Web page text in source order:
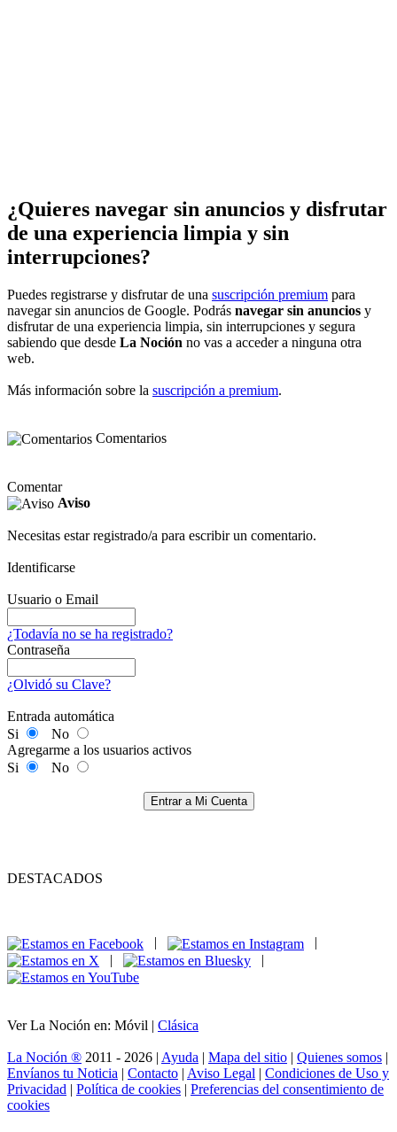
¿Quieres navegar sin anuncios y disfrutar
de una experiencia limpia y sin
interrupciones?
Puedes registrarse y disfrutar de una suscripción premium para
navegar sin anuncios de Google. Podrás navegar sin anuncios y
disfrutar de una experiencia limpia, sin interrupciones y segura
sabiendo que desde La Noción no vas a acceder a ninguna otra
web.
Más información sobre la suscripción a premium.
Comentarios
Comentar
Aviso
Necesitas estar registrado/a para escribir un comentario.
Identificarse
Usuario o Email
¿Todavía no se ha registrado?
Contraseña
¿Olvidó su Clave?
Entrada automática
Si
No
Agregarme a los usuarios activos
Si
No
Entrar a Mi Cuenta
DESTACADOS
|
|
Ver La Noción en: Móvil | Clásica
La Noción ® 2011 - 2026 | Ayuda | Mapa del sitio | Quienes somos |
Envíanos tu Noticia | Contacto | Aviso Legal | Condiciones de Uso y
Privacidad | Política de cookies | Preferencias del consentimiento de
cookies